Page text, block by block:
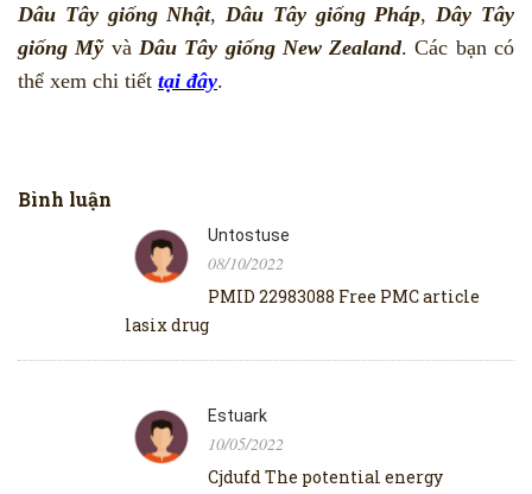
Dâu Tây giống Nhật, Dâu Tây giống Pháp, Dây Tây
giống Mỹvà Dâu Tây giống New Zealand. Các bạn có
thể xem chi tiết tại đây.
Bình luận
Untostuse
08/10/2022
PMID 22983088 Free PMC article
lasix drug
Estuark
10/05/2022
Cjdufd The potential energy